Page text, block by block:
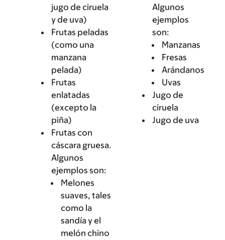
jugo de ciruela
y de uva)
Frutas peladas
(como una
manzana
pelada)
Frutas
enlatadas
(excepto la
piña)
Frutas con
cáscara gruesa.
Algunos
ejemplos son:
Melones
suaves, tales
como la
sandía y el
melón chino
Algunos
ejemplos
son:
Manzanas
Fresas
Arándanos
Uvas
Jugo de
ciruela
Jugo de uva